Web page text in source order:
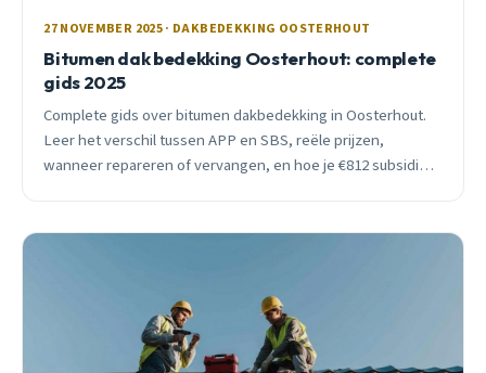
27 NOVEMBER 2025 · DAKBEDEKKING OOSTERHOUT
Bitumen dak bedekking Oosterhout: complete
gids 2025
Complete gids over bitumen dakbedekking in Oosterhout.
Leer het verschil tussen APP en SBS, reële prijzen,
wanneer repareren of vervangen, en hoe je €812 subsidie